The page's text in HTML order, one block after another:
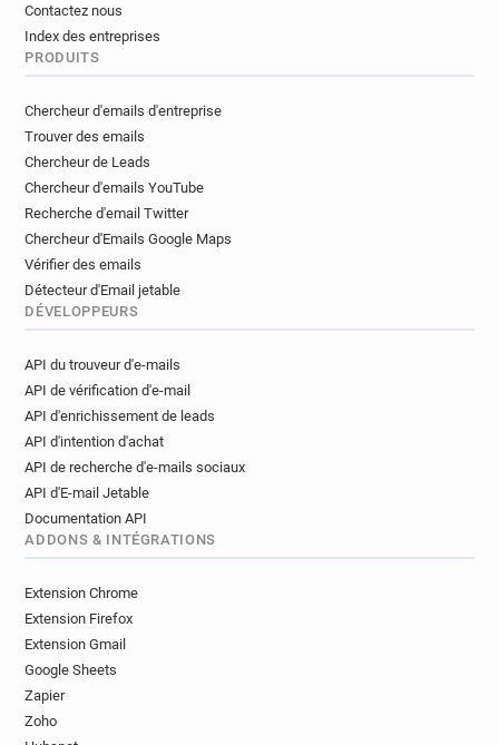
Contactez nous
Index des entreprises
PRODUITS
Chercheur d'emails d'entreprise
Trouver des emails
Chercheur de Leads
Chercheur d'emails YouTube
Recherche d'email Twitter
Chercheur d'Emails Google Maps
Vérifier des emails
Détecteur d'Email jetable
DÉVELOPPEURS
API du trouveur d'e-mails
API de vérification d'e-mail
API d'enrichissement de leads
API d'intention d'achat
API de recherche d'e-mails sociaux
API d'E-mail Jetable
Documentation API
ADDONS & INTÉGRATIONS
Extension Chrome
Extension Firefox
Extension Gmail
Google Sheets
Zapier
Zoho